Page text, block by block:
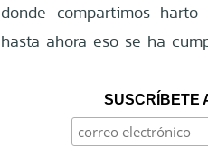
donde compartimos
hasta ahora eso se ha
SUSCRÍBETE